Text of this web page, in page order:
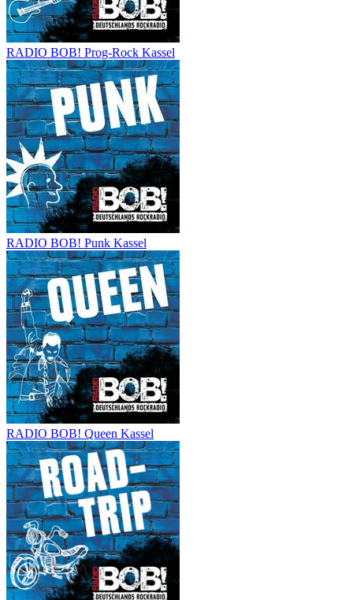
RADIO BOB! Prog-Rock Kassel
RADIO BOB! Punk Kassel
RADIO BOB! Queen Kassel